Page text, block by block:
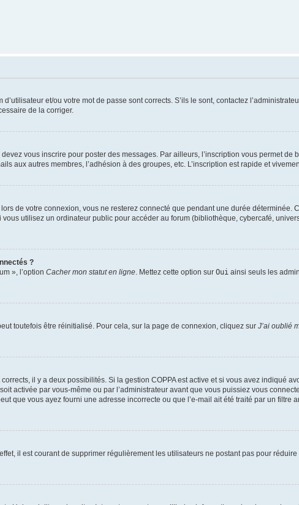
et/ou votre mot de passe sont corrects. S’ils le sont, contactez
de la corriger.
vous inscrire pour poster des messages. Par ailleurs, l’inscription vous permet
aux autres membres, l’adhésion à des groupes, etc. L’inscription est rapide et
lors de votre connexion, vous ne resterez connecté que pendant une durée déterminée.
utilisez un ordinateur public pour accéder au forum (bibliothèque, cybercafé,
?
», l’option Cacher mon statut en ligne. Mettez cette option sur Oui ainsi seuls les
toutefois être réinitialisé. Pour cela, sur la page de connexion, cliquez sur J’ai oublié
il y a deux possibilités. Si la gestion COPPA est active et si vous avez indiqué
activée par vous-même ou par l’administrateur avant que vous puissiez vous
que vous ayez fourni une adresse incorrecte ou que l’e-mail ait été traité par un filtre
il est courant de supprimer régulièrement les utilisateurs ne postant pas pour